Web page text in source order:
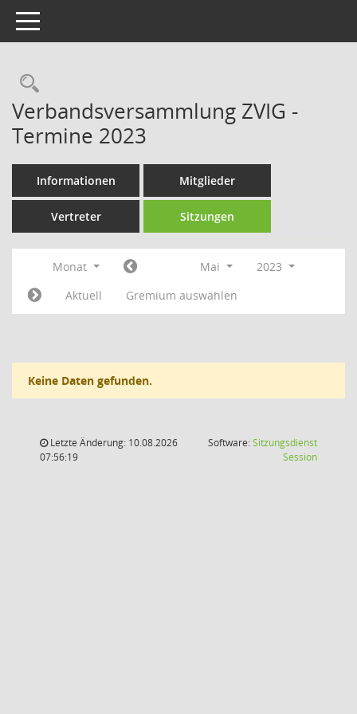
Toggle navigation
Rechercheauswahl
Verbandsversammlung ZVIG -
Termine 2023
Informationen Mitglieder
Vertreter Sitzungen
Monat Mai
2023
Aktuell
Gremium auswählen
Keine Daten gefunden.
Letzte Änderung: 10.08.2026
07:56:19
Software:Sitzungsdienst
Session(Wird in